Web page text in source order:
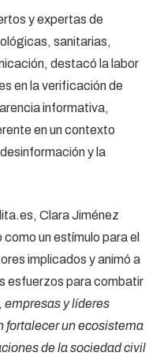
y expertas de
sanitarias,
destacó la labor
en la verificación de
informativa,
en un contexto
y la
Clara Jiménez
un estímulo para el
implicados y animó a
esfuerzos para combatir
empresas y líderes
fortalecer un ecosistema
de la sociedad civil